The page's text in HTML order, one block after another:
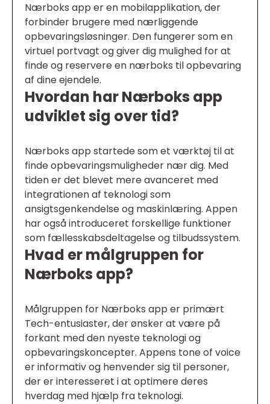
Nærboks app er en mobilapplikation, der
forbinder brugere med nærliggende
opbevaringsløsninger. Den fungerer som en
virtuel portvagt og giver dig mulighed for at
finde og reservere en nærboks til opbevaring
af dine ejendele.
Hvordan har Nærboks app
udviklet sig over tid?
Nærboks app startede som et værktøj til at
finde opbevaringsmuligheder nær dig. Med
tiden er det blevet mere avanceret med
integrationen af teknologi som
ansigtsgenkendelse og maskinlæring. Appen
har også introduceret forskellige funktioner
som fællesskabsdeltagelse og tilbudssystem.
Hvad er målgruppen for
Nærboks app?
Målgruppen for Nærboks app er primært
Tech-entusiaster, der ønsker at være på
forkant med den nyeste teknologi og
opbevaringskoncepter. Appens tone of voice
er informativ og henvender sig til personer,
der er interesseret i at optimere deres
hverdag med hjælp fra teknologi.